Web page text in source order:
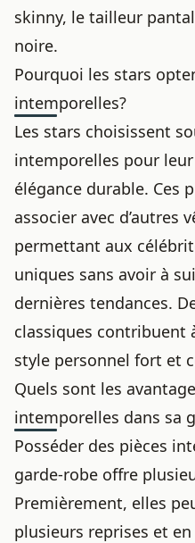
skinny, le tailleur
noire.
Pourquoi les stars
intemporelles?
Les stars choisissent
intemporelles pour
élégance durable. Ces
associer avec d’autres
permettant aux
uniques sans avoir à
dernières tendances.
classiques contribuent
style personnel fort et
Quels sont les
intemporelles dans sa
Posséder des pièces
garde-robe offre
Premièrement, elles
plusieurs reprises et